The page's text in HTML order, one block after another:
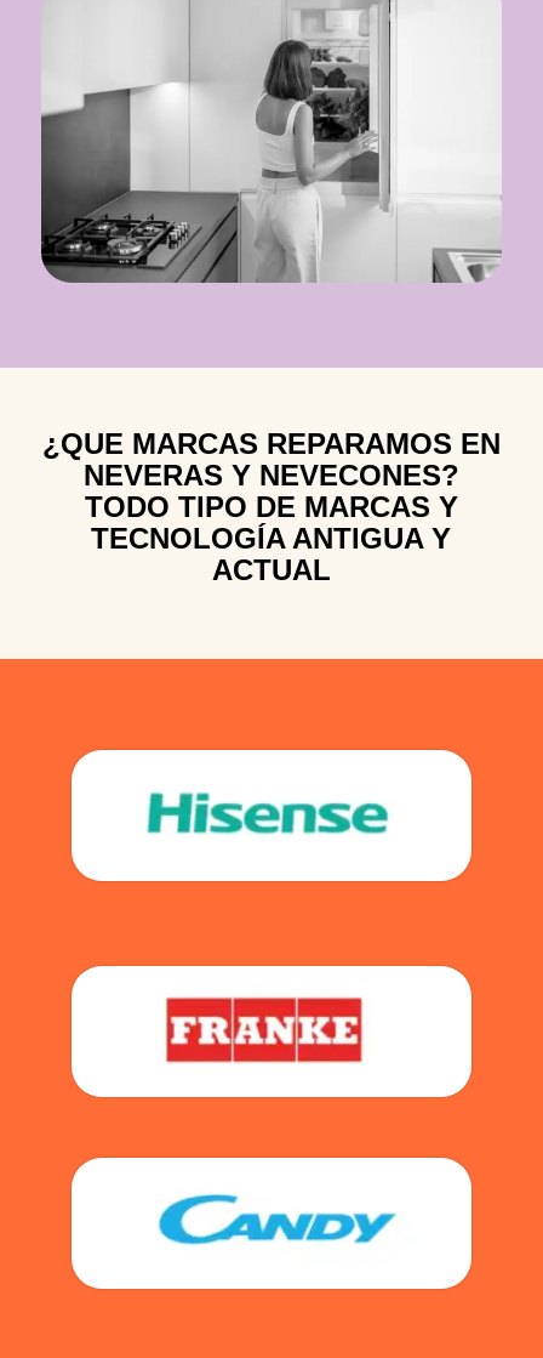
¿QUE MARCAS REPARAMOS EN
NEVERAS Y NEVECONES?
TODO TIPO DE MARCAS Y
TECNOLOGÍA ANTIGUA Y
ACTUAL